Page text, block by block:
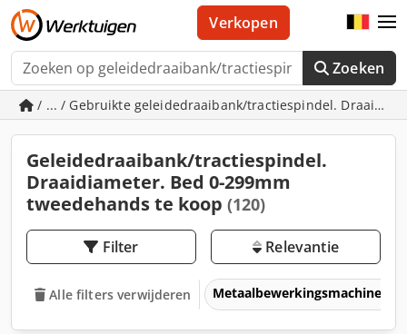
Zoeken
Verkopen
/ ... / Gebruikte geleidedraaibank/tractiespindel.
Geleidedraaibank/tractiespindel.
Draaidiameter. Bed 0-299mm
tweedehands te koop (120)
Filter Relevantie
Alle filters verwijderen Metaalbewerkingsmachines